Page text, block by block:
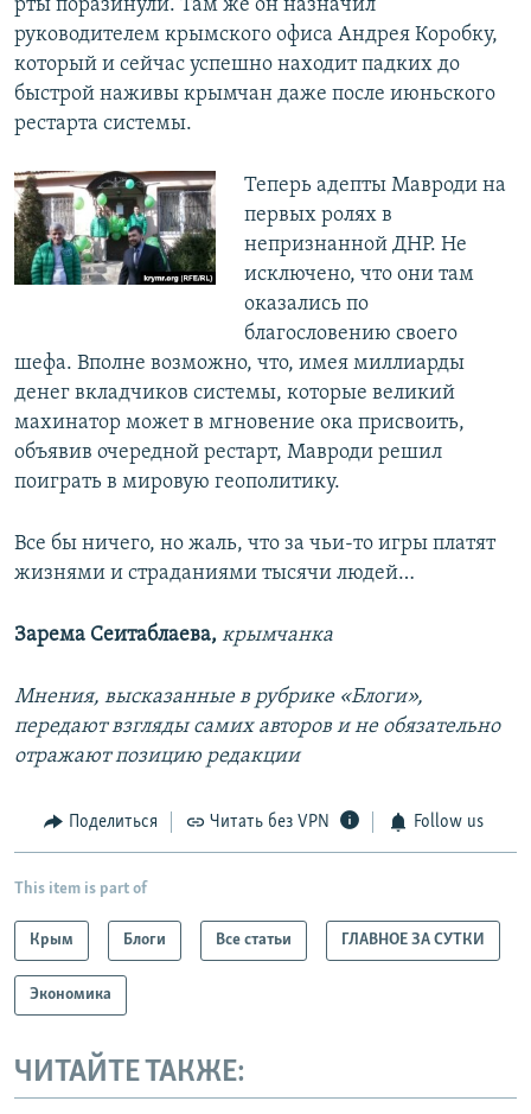
рты поразинули. Там же он назначил
руководителем крымского офиса Андрея Коробку,
который и сейчас успешно находит падких до
быстрой наживы крымчан даже после июньского
рестарта системы.
Теперь адепты Мавроди на
первых ролях в
непризнанной ДНР. Не
исключено, что они там
оказались по
благословению своего
шефа. Вполне возможно, что, имея миллиарды
денег вкладчиков системы, которые великий
махинатор может в мгновение ока присвоить,
объявив очередной рестарт, Мавроди решил
поиграть в мировую геополитику.
Все бы ничего, но жаль, что за чьи-то игры платят
жизнями и страданиями тысячи людей…
Зарема Сеитаблаева, крымчанка
Мнения, высказанные в рубрике «Блоги»,
передают взгляды самих авторов и не обязательно
отражают позицию редакции
Поделиться Читать без VPN Follow us
This item is part of
Крым Блоги Все статьи ГЛАВНОЕ ЗА СУТКИ
Экономика
ЧИТАЙТЕ ТАКЖЕ: